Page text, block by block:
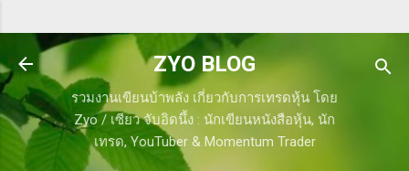
ZYO BLOG
รวมงานเขียนบ้าพลัง เกี่ยวกับการเทรดหุ้น โดย
Zyo / เซียว จับอิดนึ้ง : นักเขียนหนังสือหุ้น, นัก
เทรด, YouTuber & Momentum Trader